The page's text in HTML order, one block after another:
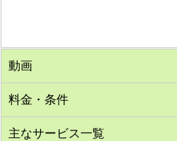
動画
料金・条件
主なサービス一覧